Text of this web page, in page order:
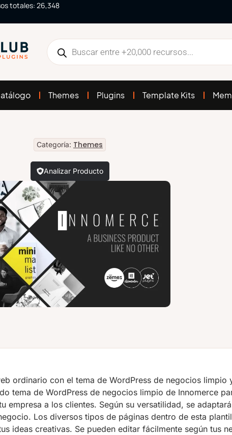
totales: 26,348
Themes Plugins Template Kits
Categoría: Themes
Analizar Producto
ordinario con el tema de WordPress de negocios limpio
tema de WordPress de negocios limpio de Innomerce
empresa a los clientes. Según su versatilidad, se
Los diversos tipos de páginas dentro de esta
ideas creativas. Se pueden editar fácilmente según tus